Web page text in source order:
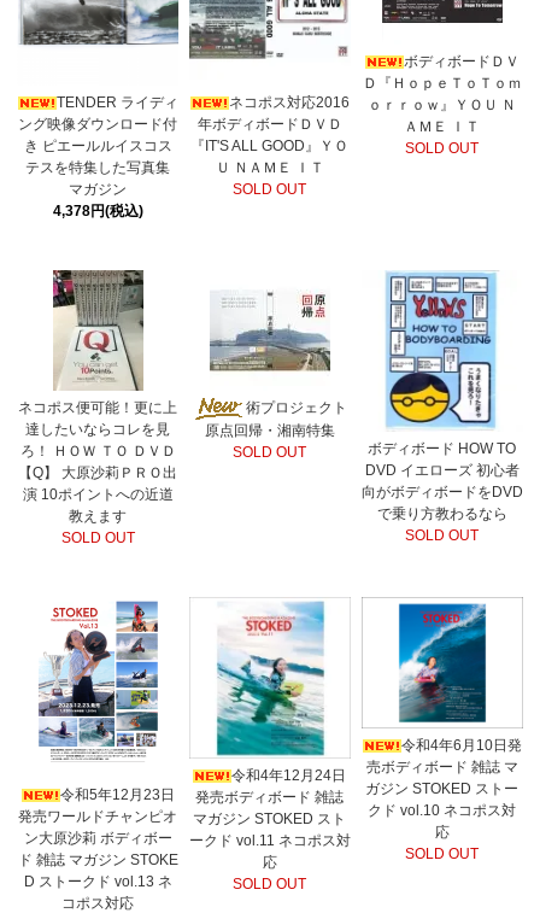
TENDER ライディ
ング映像ダウンロード付
き ピエールルイスコス
テスを特集した写真集
マガジン
4,378円(税込)
ネコポス対応2016
年ボディボードＤＶＤ
『IT'S ALL GOOD』ＹＯ
Ｕ ＮＡＭＥ ＩＴ
SOLD OUT
ボディボードＤＶ
Ｄ『ＨｏｐｅＴｏＴｏｍ
ｏｒｒｏｗ』ＹＯＵ Ｎ
ＡＭＥ ＩＴ
SOLD OUT
ネコポス便可能！更に上
達したいならコレを見
ろ！ ＨＯＷ ＴＯ ＤＶＤ
【Q】 大原沙莉ＰＲＯ出
演 10ポイントへの近道
教えます
SOLD OUT
術プロジェクト
原点回帰・湘南特集
SOLD OUT
ボディボード HOW TO
DVD イエローズ 初心者
向がボディボードをDVD
で乗り方教わるなら
SOLD OUT
令和5年12月23日
発売ワールドチャンピオ
ン大原沙莉 ボディボー
ド 雑誌 マガジン STOKE
D ストークド vol.13 ネ
コポス対応
令和4年12月24日
発売ボディボード 雑誌
マガジン STOKED スト
ークド vol.11 ネコポス対
応
SOLD OUT
令和4年6月10日発
売ボディボード 雑誌 マ
ガジン STOKED ストー
クド vol.10 ネコポス対
応
SOLD OUT